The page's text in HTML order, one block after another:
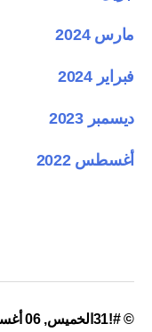
مارس 2024
فبراير 2024
ديسمبر 2023
أغسطس 2022